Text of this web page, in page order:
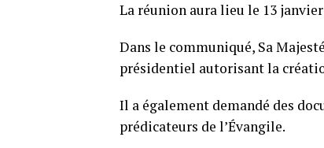
La réunion aura lieu le 13
Dans le communiqué, Sa
présidentiel autorisant la
Il a également demandé des
prédicateurs de l’Évangile.